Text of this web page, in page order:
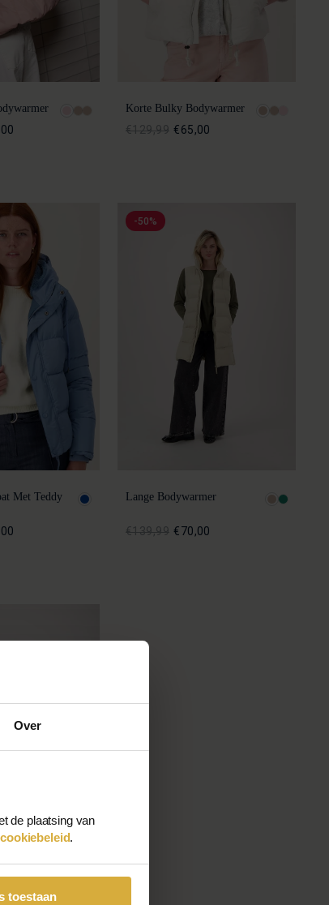
Over
de plaatsing van
.
toestaan
Korte Bulky Bodywarmer
€129,99 €65,00
Met Teddy
-50%
Lange Bodywarmer
€139,99 €70,00